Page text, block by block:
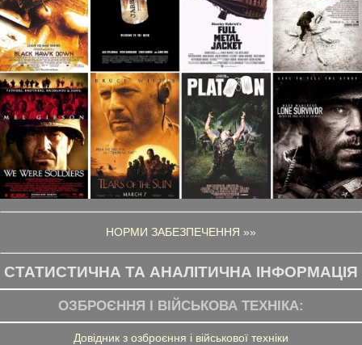
НОРМИ ЗАБЕЗПЕЧЕННЯ »»
СТАТИСТИЧНА ТА АНАЛІТИЧНА ІНФОРМАЦІЯ
ОЗБРОЄННЯ І ВІЙСЬКОВА ТЕХНІКА:
Довідник з озброєння і військової техніки